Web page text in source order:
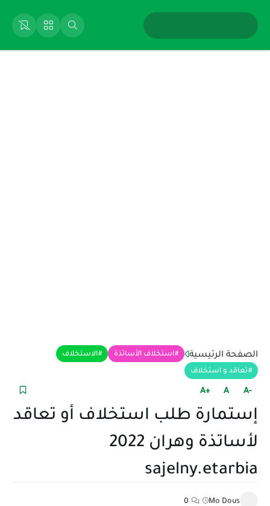
الصفحة الرئيسية استخلاف الأساتذة الاستخلاف
تعاقد و استخلاف
+A A -A
إستمارة طلب استخلاف أو تعاقد
لأساتذة وهران 2022
sajelny.etarbia
Mo Dous
0